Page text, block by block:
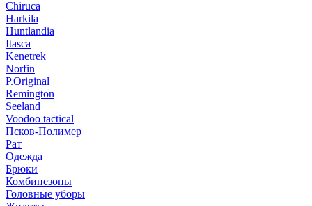
Chiruсa
Harkila
Huntlandia
Itasca
Kenetrek
Norfin
P.Original
Remington
Seeland
Voodoo tactical
Псков-Полимер
Рат
Одежда
Брюки
Комбинезоны
Головные уборы